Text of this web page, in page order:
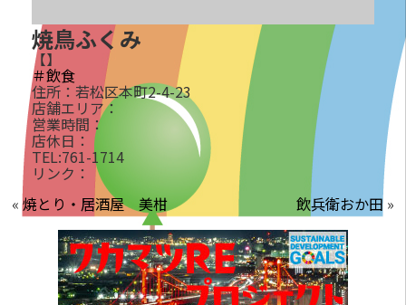
焼鳥ふくみ
【】
＃飲食
住所：若松区本町2-4-23
店舗エリア：
営業時間：
店休日：
TEL:761-1714
リンク：
«焼とり・居酒屋 美柑 飲兵衛おか田»